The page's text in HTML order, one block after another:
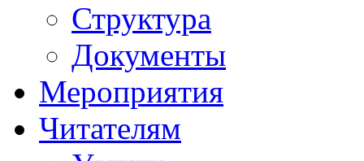
Структура
Документы
Мероприятия
Читателям